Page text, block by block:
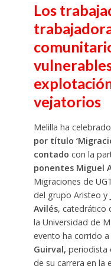
Los
vejatorios
Melilla ha
por título
contado con la
ponentes Miguel
Migraciones de
del grupo Aristeo y
Avilés, catedrático
la Universidad de
evento ha corrido
Guirval, periodista
de su carrera en la